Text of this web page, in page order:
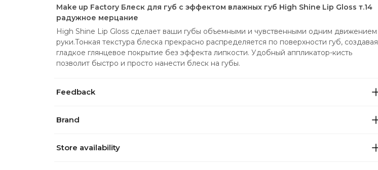
Make up Factory Блеск для губ с эффектом влажных губ High Shine Lip Gloss т.14
радужное мерцание
High Shine Lip Gloss сделает ваши губы объемными и чувственными одним движением
руки.Тонкая текстура блеска прекрасно распределяется по поверхности губ, создавая
гладкое глянцевое покрытие без эффекта липкости. Удобный аппликатор-кисть
позволит быстро и просто нанести блеск на губы.
Feedback
Brand
Store availability